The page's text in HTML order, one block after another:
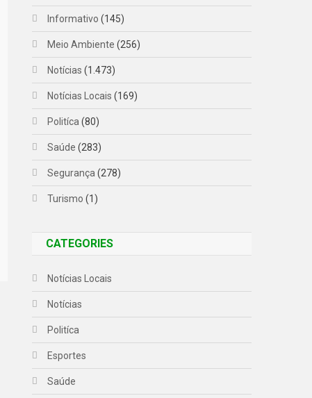
Informativo (145)
Meio Ambiente (256)
Notícias (1.473)
Notícias Locais (169)
Politíca (80)
Saúde (283)
Segurança (278)
Turismo (1)
CATEGORIES
Notícias Locais
Notícias
Politíca
Esportes
Saúde